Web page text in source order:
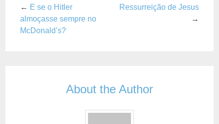
← E se o Hitler
almoçasse sempre no
McDonald’s?
Ressurreição de Jesus
→
About the Author